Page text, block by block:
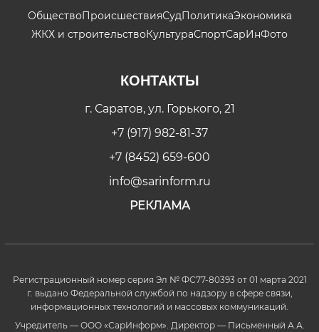
ОбществоПроисшествияСудПолитикаЭкономика
ЖКХ и строительствоКультураСпортСарИнФото
КОНТАКТЫ
г. Саратов, ул. Горького, 21
+7 (917) 982-81-37
+7 (8452) 659-600
info@sarinform.ru
РЕКЛАМА
Регистрационный номер серия Эл № ФС77-80393 от 01 марта 2021
г. выдано Федеральной службой по надзору в сфере связи,
информационных технологий и массовых коммуникаций.
Учредитель — ООО «СарИнформ». Директор — Письменный А.А.